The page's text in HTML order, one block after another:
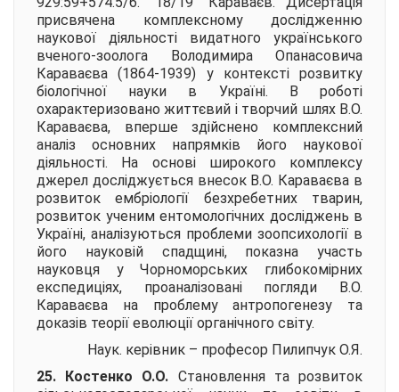
присвячена комплексному дослідженню
наукової діяльності видатного українського
вченого-зоолога Володимира Опанасовича
Караваєва (1864-1939) у контексті розвитку
біологічної науки в Україні. В роботі
охарактеризовано життєвий і творчий шлях В.О.
Караваєва, вперше здійснено комплексний
аналіз основних напрямків його наукової
діяльності. На основі широкого комплексу
джерел досліджується внесок В.О. Караваєва в
розвиток ембріології безхребетних тварин,
розвиток ученим ентомологічних досліджень в
Україні, аналізуються проблеми зоопсихології в
його науковій спадщині, показна участь
науковця у Чорноморських глибокомірних
експедиціях, проаналізовані погляди В.О.
Караваєва на проблему антропогенезу та
доказів теорії еволюції органічного світу.
Наук. керівник – професор Пилипчук О.Я.
25. Костенко О.О. Становлення та розвиток